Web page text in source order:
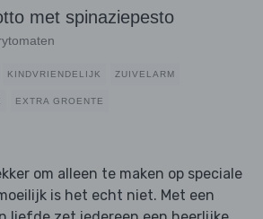
met spinaziepesto
KINDVRIENDELIJK ZUIVELARM
EXTRA GROENTE
om alleen te maken op speciale
is het echt niet. Met een